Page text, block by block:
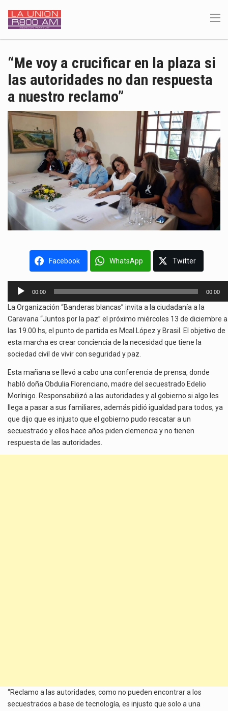
“Me voy a crucificar en la plaza si
las autoridades no dan respuesta
a nuestro reclamo”
Facebook WhatsApp Twitter
Reproductor
audio
00:00 00:00
La Organización “Banderas blancas” invita a la ciudadanía a la
Caravana “Juntos por la paz” el próximo miércoles 13 de diciembre a
las 19.00 hs, el punto de partida es Mcal.López y Brasil. El objetivo de
esta marcha es crear conciencia de la necesidad que tiene la
sociedad civil de vivir con seguridad y paz.
Esta mañana se llevó a cabo una conferencia de prensa, donde
habló doña Obdulia Florenciano, madre del secuestrado Edelio
Morínigo. Responsabilizó a las autoridades y al gobierno si algo les
llega a pasar a sus familiares, además pidió igualdad para todos, ya
que dijo que es injusto que el gobierno pudo rescatar a un
secuestrado y ellos hace años piden clemencia y no tienen
respuesta de las autoridades.
“Reclamo a las autoridades, como no pueden encontrar a los
secuestrados a base de tecnología, es injusto que solo a una